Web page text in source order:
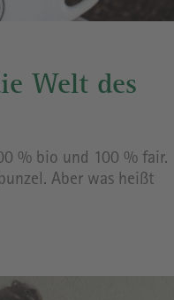
Welt des
% bio und 100 % fair.
Aber was heißt